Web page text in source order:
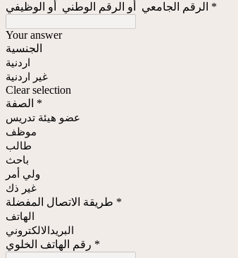
*
Your answer
الجنسية
اردنية
غير اردنية
Clear selection
*
عضو هيئة تدريس
موظف
طالب
باحث
ولي أمر
غير ذك
*
الهاتف
البريدالالكتروني
*